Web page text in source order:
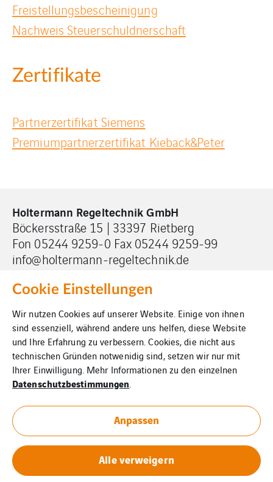
Freistellungsbescheinigung
Nachweis Steuerschuldnerschaft
Zertifikate
Partnerzertifikat Siemens
Premiumpartnerzertifikat Kieback&Peter
Holtermann Regeltechnik GmbH
Böckersstraße 15 | 33397 Rietberg
Fon 05244 9259-0 Fax 05244 9259-99
info@holtermann-regeltechnik.de
Impressum
Cookies
Datenschutz
Downloads
Allgemeine Geschäftsbedingungen
Cookie Einstellungen
Wir nutzen Cookies auf unserer Website. Einige von ihnen
sind essenziell, während andere uns helfen, diese Website
und Ihre Erfahrung zu verbessern. Cookies, die nicht aus
technischen Gründen notwenidig sind, setzen wir nur mit
Ihrer Einwilligung. Mehr Informationen zu den einzelnen
Datenschutzbestimmungen
Anpassen
Alle verweigern